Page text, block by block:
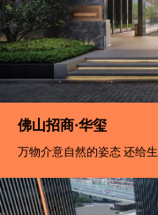
成都大运公园
当飘带轻轻碰到手指 所有